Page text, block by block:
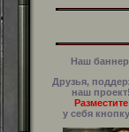
Наш
Друзья,
наш проект!
Разместите
у себя